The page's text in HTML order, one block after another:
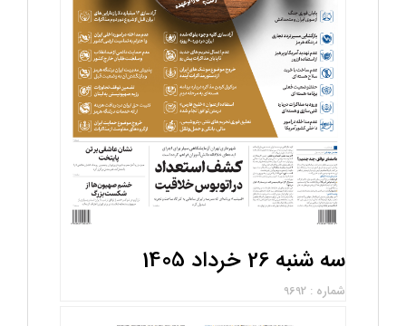
سه شنبه 26 خرداد 1405
شماره : 9692